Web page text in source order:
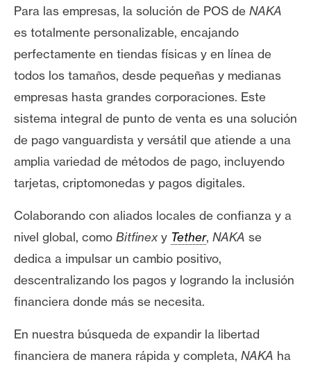
Para las empresas, la solución de POS de NAKA
es totalmente personalizable, encajando
perfectamente en tiendas físicas y en línea de
todos los tamaños, desde pequeñas y medianas
empresas hasta grandes corporaciones. Este
sistema integral de punto de venta es una solución
de pago vanguardista y versátil que atiende a una
amplia variedad de métodos de pago, incluyendo
tarjetas, criptomonedas y pagos digitales.
Colaborando con aliados locales de confianza y a
nivel global, como Bitfinex y Tether, NAKA se
dedica a impulsar un cambio positivo,
descentralizando los pagos y logrando la inclusión
financiera donde más se necesita.
En nuestra búsqueda de expandir la libertad
financiera de manera rápida y completa, NAKA ha